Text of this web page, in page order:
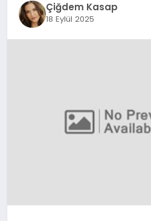
EKONOMI
Çiğdem Kasap
18 Eylül 2025